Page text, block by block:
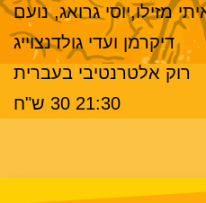
מזילו,יוסי גרואג, נועם
דיקרמן ועדי גולדנצוייג
רוק אלטרנטיבי בעברית
21:30 30 ש"ח